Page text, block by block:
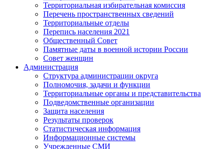
Территориальная избирательная комиссия
Перечень пространственных сведений
Территориальные отделы
Перепись населения 2021
Общественный Совет
Памятные даты в военной истории России
Совет женщин
Администрация
Структура администрации округа
Полномочия, задачи и функции
Территориальные органы и представительства
Подведомственные организации
Защита населения
Результаты проверок
Статистическая информация
Информационные системы
Учрежденные СМИ